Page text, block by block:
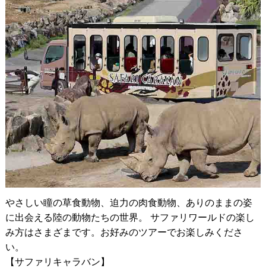
やさしい瞳の草食動物、迫力の肉食動物、ありのままの姿
に出会える陸の動物たちの世界。 サファリワールドの楽し
み方はさまざまです。お好みのツアーでお楽しみくださ
い。
【サファリキャラバン】